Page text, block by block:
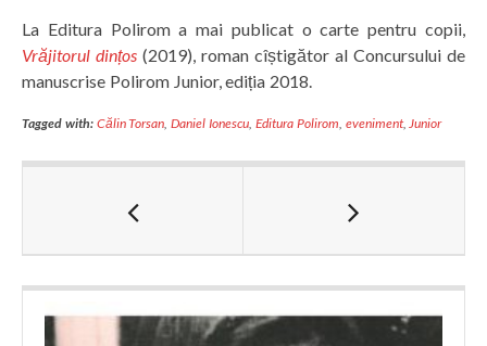
La Editura Polirom a mai publicat o carte pentru copii,
Vrăjitorul dințos (2019), roman cîștigător al Concursului de
manuscrise Polirom Junior, ediția 2018.
Tagged with: Călin Torsan,Daniel Ionescu, Editura Polirom, eveniment,Junior